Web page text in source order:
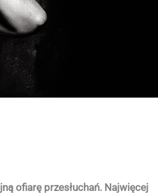
ofiarę przesłuchań. Najwięcej